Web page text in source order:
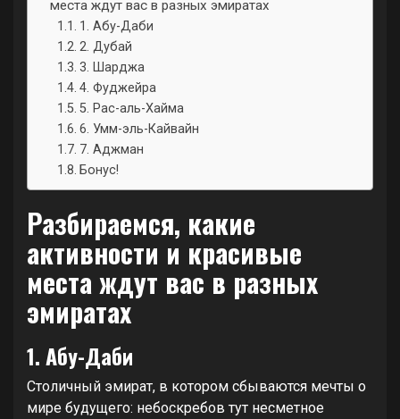
места ждут вас в разных эмиратах
1. Абу-Даби
2. Дубай
3. Шарджа
4. Фуджейра
5. Рас-аль-Хайма
6. Умм-эль-Кайвайн
7. Аджман
Бонус!
Разбираемся, какие
активности и красивые
места ждут вас в разных
эмиратах
1. Абу-Даби
Столичный эмират, в котором сбываются мечты о
мире будущего: небоскребов тут несметное